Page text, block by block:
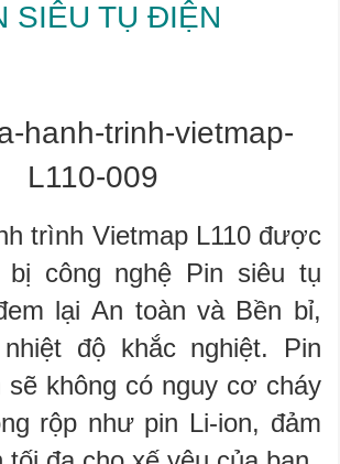
SIÊU TỤ ĐIỆN
trình Vietmap L110 được
bị công nghệ Pin siêu tụ
lại An toàn và Bền bỉ,
độ khắc nghiệt. Pin
sẽ không có nguy cơ cháy
rộp như pin Li-ion, đảm